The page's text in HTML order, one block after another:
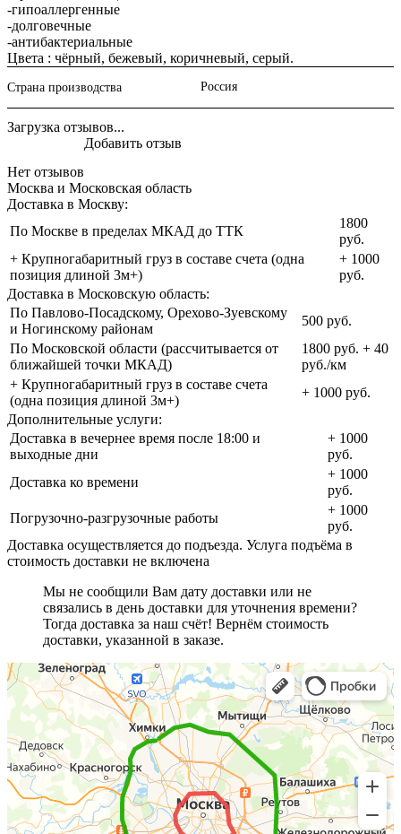
-гипоаллергенные
-долговечные
-антибактериальные
Цвета : чёрный, бежевый, коричневый, серый.
Страна производства Россия
Загрузка отзывов...
Нет отзывов
Добавить отзыв
Москва и Московская область
Доставка в Москву:
По Москве в пределах МКАД до ТТК
1800
руб.
+ Крупногабаритный груз в составе счета (одна
позиция длиной 3м+)
+ 1000
руб.
Доставка в Московскую область:
По Павлово-Посадскому, Орехово-Зуевскому
и Ногинскому районам
500 руб.
По Московской области (рассчитывается от
ближайшей точки МКАД)
1800 руб. + 40
руб./км
+ Крупногабаритный груз в составе счета
(одна позиция длиной 3м+)
+ 1000 руб.
Дополнительные услуги:
Доставка в вечернее время после 18:00 и
выходные дни
+ 1000
руб.
Доставка ко времени
+ 1000
руб.
Погрузочно-разгрузочные работы
+ 1000
руб.
Доставка осуществляется до подъезда. Услуга подъёма в
стоимость доставки не включена
Мы не сообщили Вам дату доставки или не
связались в день доставки для уточнения времени?
Тогда доставка за наш счёт! Вернём стоимость
доставки, указанной в заказе.